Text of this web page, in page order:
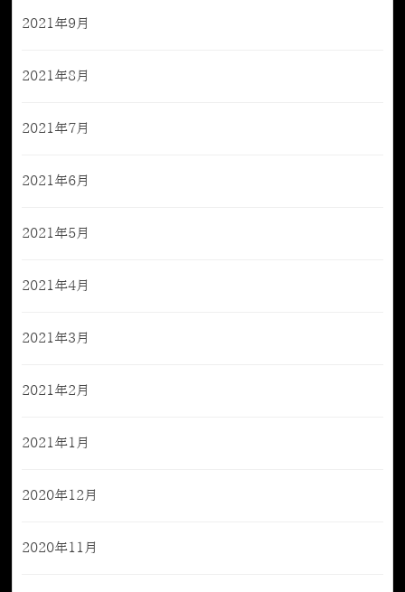
2021年9月
2021年8月
2021年7月
2021年6月
2021年5月
2021年4月
2021年3月
2021年2月
2021年1月
2020年12月
2020年11月